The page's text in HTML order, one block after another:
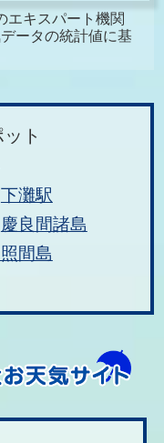
エキスパート機関
ータの統計値に基
ト
下灘駅
慶良間諸島
間島